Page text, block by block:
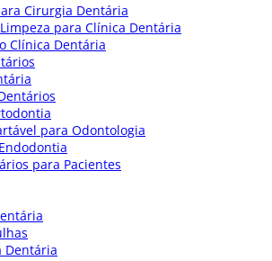
Cirurgia Dentária
para Clínica Dentária
Clínica Dentária
para Odontologia
para Pacientes
Dentária